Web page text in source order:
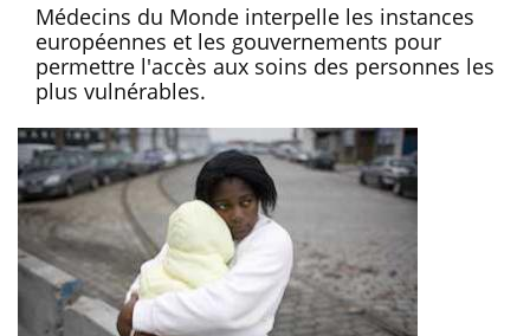
Médecins du Monde interpelle les instances
européennes et les gouvernements pour
permettre l'accès aux soins des personnes les
plus vulnérables.